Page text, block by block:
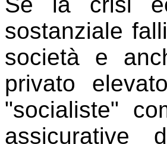
sostanziale
società e
privato
"socialiste"
assicurative